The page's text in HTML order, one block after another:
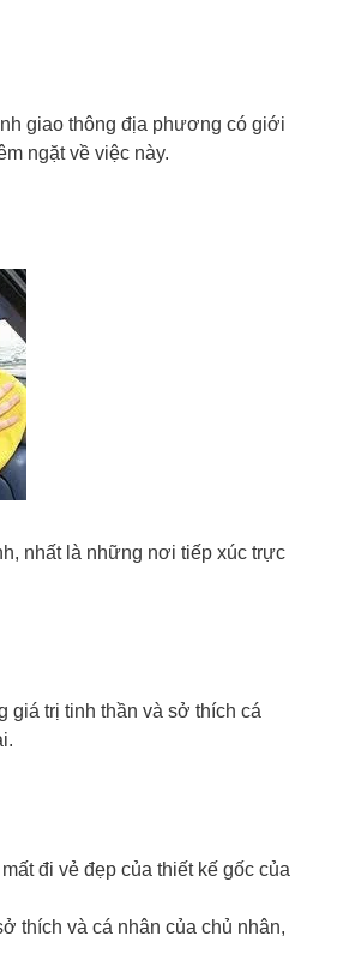
giao thông địa phương có giới
ngặt về việc này.
nhất là những nơi tiếp xúc trực
giá trị tinh thần và sở thích cá
đi vẻ đẹp của thiết kế gốc của
thích và cá nhân của chủ nhân,